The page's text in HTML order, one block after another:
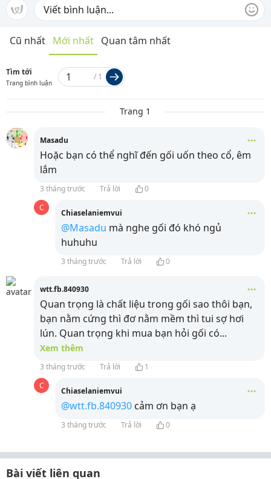
Cũ nhất Mới nhất Quan tâm nhất
Tìm tới
Trang bình luận
/ 1
Trang 1
Masadu
Hoặc bạn có thể nghĩ đến gối uốn theo cổ, êm
lắm
3 tháng trước Trả lời
0
C
Chiaselaniemvui
@Masadu mà nghe gối đó khó ngủ
huhuhu
3 tháng trước Trả lời 0
wtt.fb.840930
Quan trọng là chất liệu trong gối sao thôi bạn,
bạn nằm cứng thì đơ nằm mềm thì tui sợ hơi
lún. Quan trọng khi mua bạn hỏi gối có...
Xem thêm
3 tháng trước Trả lời
1
C
Chiaselaniemvui
@wtt.fb.840930 cảm ơn bạn ạ
3 tháng trước Trả lời 0
Bài viết liên quan